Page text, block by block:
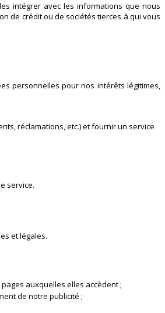
intégrer avec les informations que nous
de crédit ou de sociétés tierces à qui vous
personnelles pour nos intérêts légitimes,
réclamations, etc.) et fournir un service
service.
et légales.
auxquelles elles accèdent ;
de notre publicité ;